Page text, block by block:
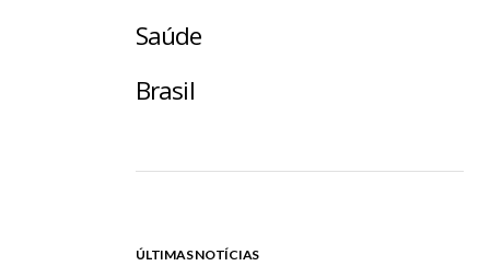
Saúde
Brasil
ÚLTIMAS NOTÍCIAS